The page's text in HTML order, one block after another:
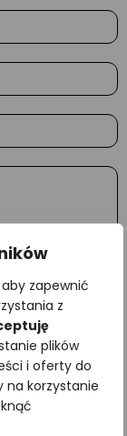
zapewnić
z
plików
i oferty do
na korzystanie
30